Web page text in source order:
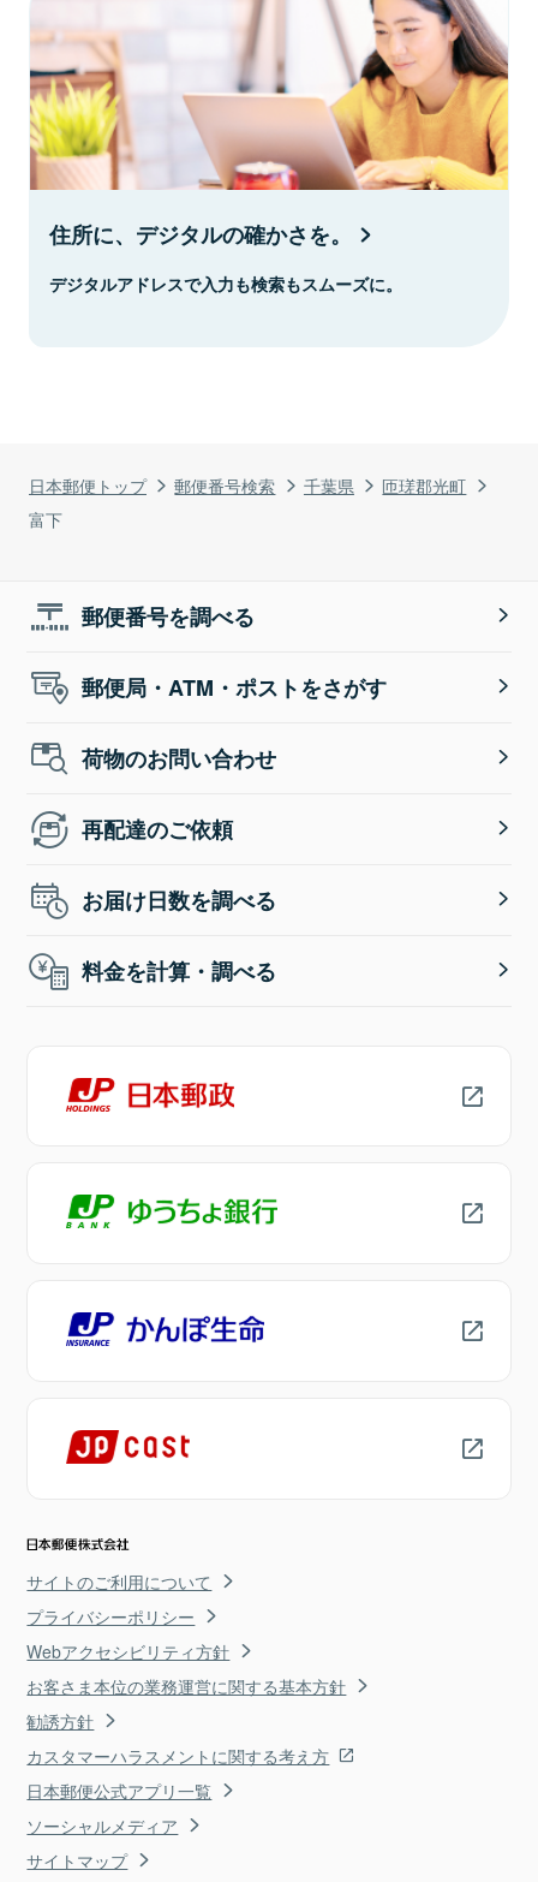
日本郵便トップ 郵便番号検索 千葉県
匝瑳郡光町
富下
住所に、デジタルの確かさを。
デジタルアドレスで入力も検索もスムーズに。
郵便番号を調べる
郵便局・ATM・ポストをさがす
荷物のお問い合わせ
再配達のご依頼
お届け日数を調べる
料金を計算・調べる
サイトのご利用について
プライバシーポリシー
Webアクセシビリティ方針
お客さま本位の業務運営に関する基本方針
勧誘方針
カスタマーハラスメントに関する考え方
日本郵便公式アプリ一覧
ソーシャルメディア
サイトマップ